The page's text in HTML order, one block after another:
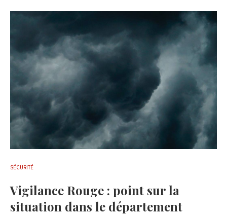
SÉCURITÉ
Vigilance Rouge : point sur la
situation dans le département